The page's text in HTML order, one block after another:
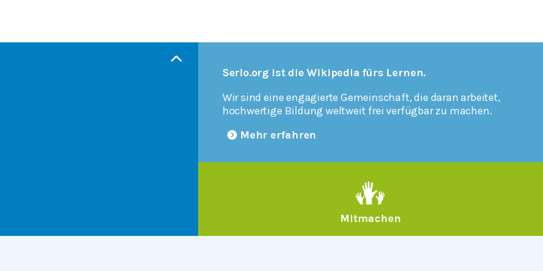
Serlo.org ist die Wikipedia fürs Lernen.
Wir sind eine engagierte Gemeinschaft, die daran arbeitet,
hochwertige Bildung weltweit frei verfügbar zu machen.
Mehr erfahren
Mitmachen